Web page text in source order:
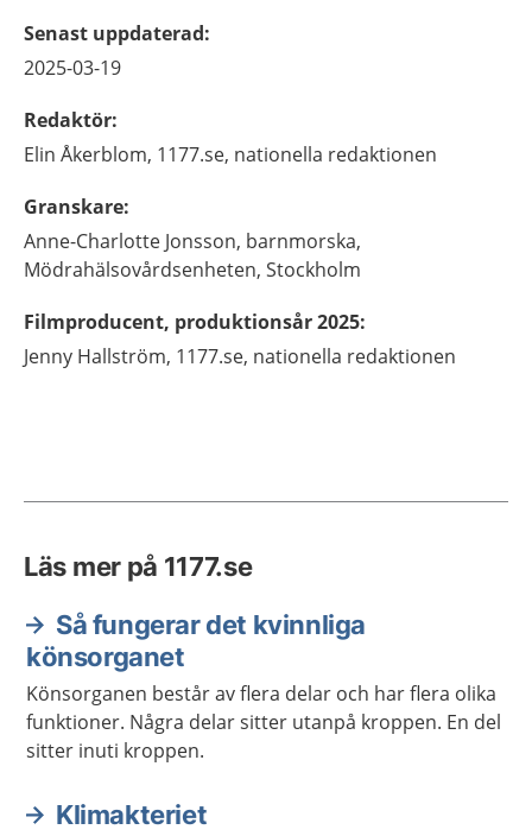
Senast uppdaterad:
2025-03-19
Redaktör:
Elin Åkerblom, 1177.se, nationella redaktionen
Granskare:
Anne-Charlotte Jonsson, barnmorska,
Mödrahälsovårdsenheten, Stockholm
Filmproducent, produktionsår 2025:
Jenny Hallström, 1177.se, nationella redaktionen
Läs mer på 1177.se
Så fungerar det kvinnliga
könsorganet
Könsorganen består av flera delar och har flera olika
funktioner. Några delar sitter utanpå kroppen. En del
sitter inuti kroppen.
Klimakteriet